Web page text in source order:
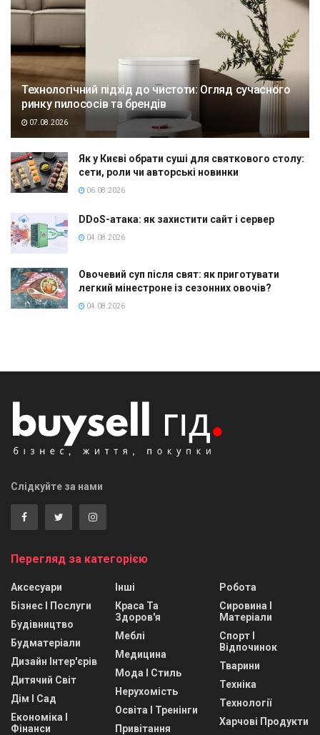
Технологічний підхід до чистоти: Огляд сучасного
ринку пилососів та брендів
07.08.2026
Як у Києві обрати суші для святкового столу:
сети, роли чи авторські новинки
06.08.2026
DDoS-атака: як захистити сайт і сервер
04.08.2026
Овочевий суп після свят: як приготувати
легкий мінестроне із сезонних овочів?
04.08.2026
Слідкуйте за нами
Перегляд за категорією
Аксесуари
Бізнес І Послуги
Будівництво
Будматеріали
Дизайн Інтер'єрів
Дитячий Світ
Дім І Сад
Економіка І
Фінанси
Інші
Краса Та
Здоров'я
Меблі
Медицина
Мода І Стиль
Нерухомість
Освіта І Тренінги
Привітання
Робота
Сировина І
Матеріали
Спорт І
Відпочинок
Тварини
Техніка
Технології
Харчові Продукти